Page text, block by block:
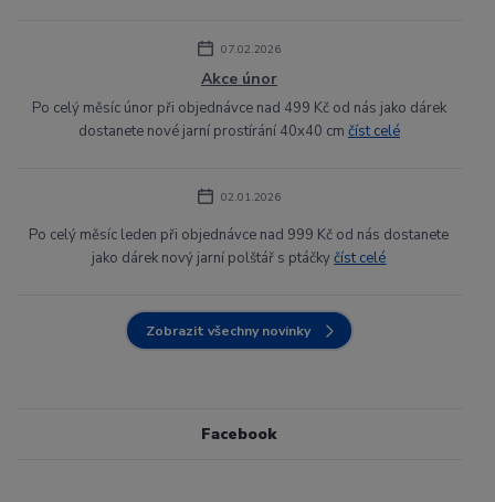
07.02.2026
Akce únor
Po celý měsíc únor při objednávce nad 499 Kč od nás jako dárek
dostanete nové jarní prostírání 40x40 cm číst celé
02.01.2026
Po celý měsíc leden při objednávce nad 999 Kč od nás dostanete
jako dárek nový jarní polštář s ptáčkyčíst celé
Zobrazit všechny novinky
Facebook